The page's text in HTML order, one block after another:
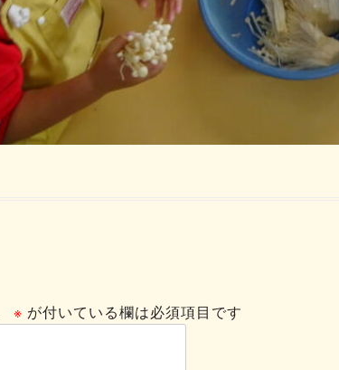
※ が付いている欄は必須項目です